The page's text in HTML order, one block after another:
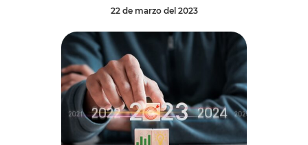
22 de marzo del 2023